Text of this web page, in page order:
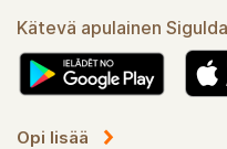
Kätevä apulainen
Opi lisää